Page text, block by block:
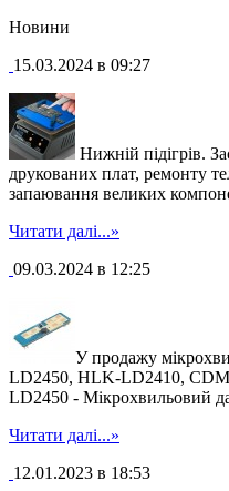
Новини
15.03.2024 в 09:27
Нижній підігрів.
друкованих плат, ремонту
запаювання великих
Читати далі...»
09.03.2024 в 12:25
У продажу
LD2450, HLK-LD2410,
LD2450 - Мікрохвильовий
Читати далі...»
12.01.2023 в 18:53